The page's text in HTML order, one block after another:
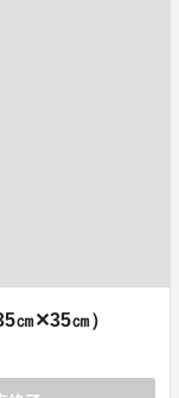
㎝✕35㎝）